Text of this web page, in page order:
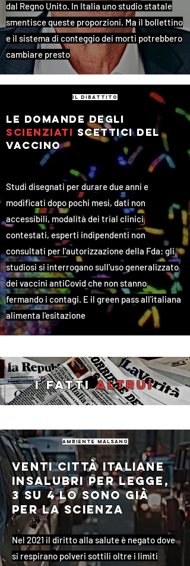
dal Regno Unito. In Italia uno studio statale
smentisce queste proporzioni. Ma il bollettino
e il sistema di conteggio dei morti potrebbero
cambiare presto
il dibattito
le domande degli
scienziati scetticidel
vaccino
Studi disegnati per durare due anni e
modificati dopo pochi mesi, dati non
accessibili, modalità dei trial clinici
contestati, esperti indipendenti non
consultati per l'autorizzazione della Fda: gli
studiosi si interrogano sull'uso generalizzato
dei vaccini antiCovid che non stanno
fermando i contagi. E il green pass all'italiana
alimenta l'esitazione
I fattialtrui
ambiente malsano
Venti città italiane
insalubri per legge,
3 su 4 lo sono già
per la scienza
Nel 2021 il diritto alla salute è negato dove
si respirano polveri sottili oltre i limiti